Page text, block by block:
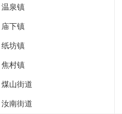
温泉镇
庙下镇
纸坊镇
焦村镇
煤山街道
汝南街道